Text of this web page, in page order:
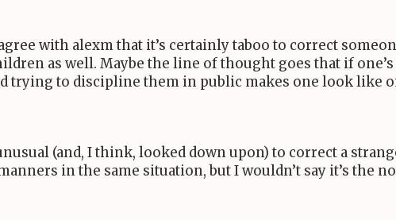
with alexm that it’s certainly taboo to correct
as well. Maybe the line of thought goes that if
trying to discipline them in public makes one look like
(and, I think, looked down upon) to correct a
in the same situation, but I wouldn’t say it’s the